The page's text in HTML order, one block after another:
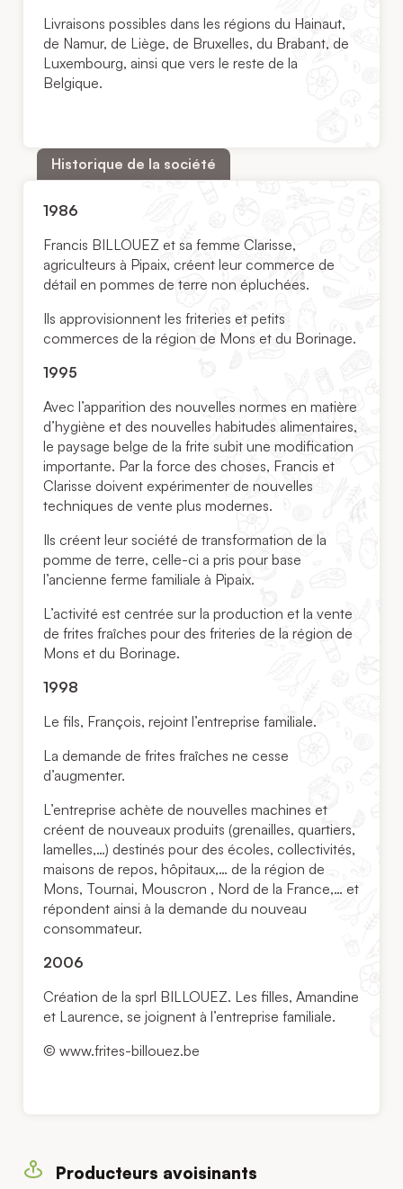
Livraisons possibles dans les régions du Hainaut,
de Namur, de Liège, de Bruxelles, du Brabant, de
Luxembourg, ainsi que vers le reste de la
Belgique.
Historique de la société
1986
Francis BILLOUEZ et sa femme Clarisse,
agriculteurs à Pipaix, créent leur commerce de
détail en pommes de terre non épluchées.
Ils approvisionnent les friteries et petits
commerces de la région de Mons et du Borinage.
1995
Avec l’apparition des nouvelles normes en matière
d’hygiène et des nouvelles habitudes alimentaires,
le paysage belge de la frite subit une modification
importante. Par la force des choses, Francis et
Clarisse doivent expérimenter de nouvelles
techniques de vente plus modernes.
Ils créent leur société de transformation de la
pomme de terre, celle-ci a pris pour base
l’ancienne ferme familiale à Pipaix.
L’activité est centrée sur la production et la vente
de frites fraîches pour des friteries de la région de
Mons et du Borinage.
1998
Le fils, François, rejoint l’entreprise familiale.
La demande de frites fraîches ne cesse
d’augmenter.
L’entreprise achète de nouvelles machines et
créent de nouveaux produits (grenailles, quartiers,
lamelles,…) destinés pour des écoles, collectivités,
maisons de repos, hôpitaux,… de la région de
Mons, Tournai, Mouscron , Nord de la France,… et
répondent ainsi à la demande du nouveau
consommateur.
2006
Création de la sprl BILLOUEZ. Les filles, Amandine
et Laurence, se joignent à l’entreprise familiale.
© www.frites-billouez.be
Producteurs avoisinants